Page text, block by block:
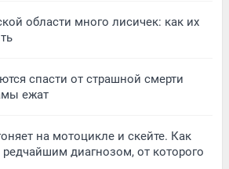
области много лисичек: как их
спасти от страшной смерти
ежат
на мотоцикле и скейте. Как
диагнозом, от которого